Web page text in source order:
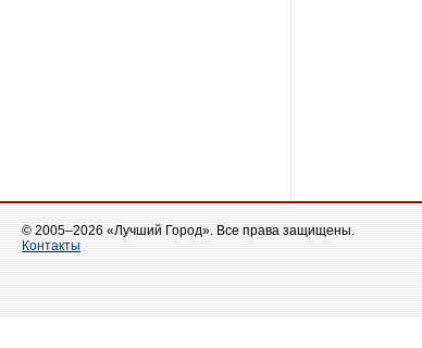
© 2005–2026 «Лучший Город». Все права защищены.
Контакты